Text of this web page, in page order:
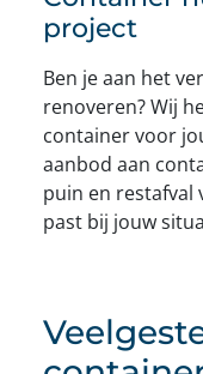
project
Ben je aan het
renoveren? Wij
container voor
aanbod aan
puin en restafval
past bij jouw